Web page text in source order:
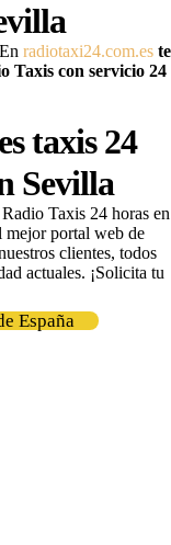
radiotaxi24.com.es te
Taxis con servicio 24
taxis 24
Sevilla
Taxis 24 horas en
mejor portal web de
clientes, todos
actuales. ¡Solicita tu
España